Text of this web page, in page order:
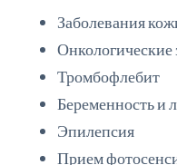
Заболевания
Онкологические
Тромбофлебит
Беременность и
Эпилепсия
Прием